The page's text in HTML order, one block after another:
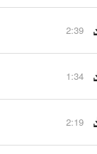
2:39
1:34
2:19